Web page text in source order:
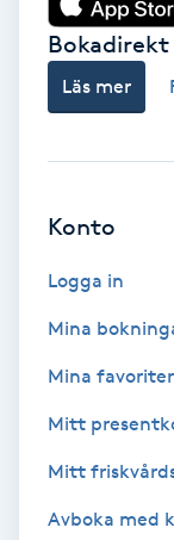
Vårtor
Yogamassage
Zonterapi
Läs mer
Konto
Logga in
Mina
Mina favoriter
Mitt
Mitt
Avboka med